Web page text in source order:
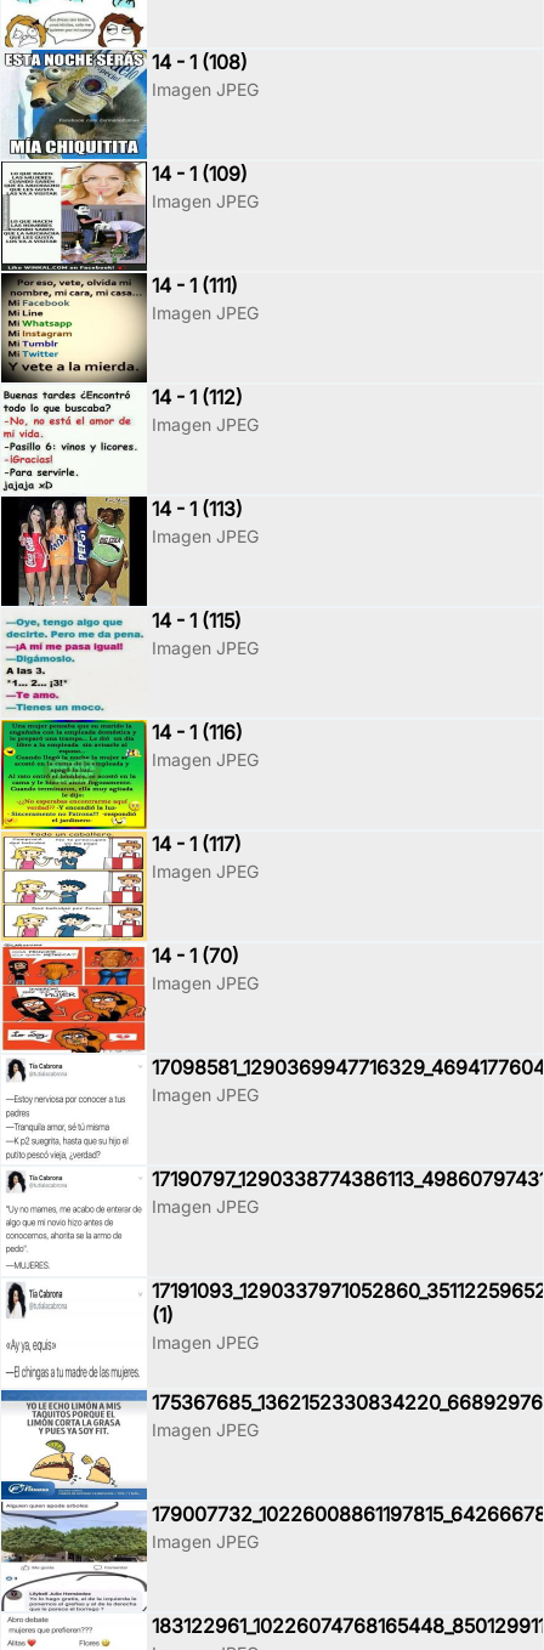
14 - 1 (108)
Imagen JPEG
14 - 1 (109)
Imagen JPEG
14 - 1 (111)
Imagen JPEG
14 - 1 (112)
Imagen JPEG
14 - 1 (113)
Imagen JPEG
14 - 1 (115)
Imagen JPEG
14 - 1 (116)
Imagen JPEG
14 - 1 (117)
Imagen JPEG
14 - 1 (70)
Imagen JPEG
Imagen JPEG
Imagen JPEG
(1)
Imagen JPEG
Imagen JPEG
Imagen JPEG